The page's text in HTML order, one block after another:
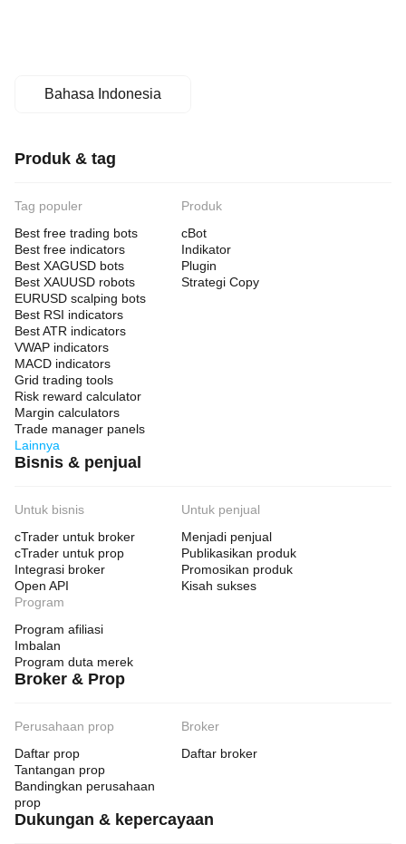
Bahasa Indonesia
Produk & tag
Tag populer
Best free trading bots
Best free indicators
Best XAGUSD bots
Best XAUUSD robots
EURUSD scalping bots
Best RSI indicators
Best ATR indicators
VWAP indicators
MACD indicators
Grid trading tools
Risk reward calculator
Margin calculators
Trade manager panels
Lainnya
Produk
cBot
Indikator
Plugin
Strategi Copy
Bisnis & penjual
Untuk bisnis
cTrader untuk broker
cTrader untuk prop
Integrasi broker
Open API
Untuk penjual
Menjadi penjual
Publikasikan produk
Promosikan produk
Kisah sukses
Program
Program afiliasi
Imbalan
Program duta merek
Broker & Prop
Perusahaan prop
Daftar prop
Tantangan prop
Bandingkan perusahaan
prop
Broker
Daftar broker
Dukungan & kepercayaan